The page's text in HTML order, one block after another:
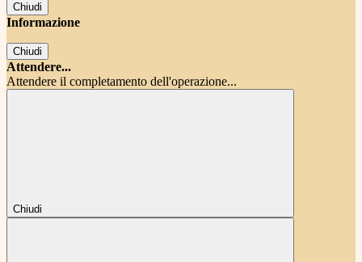
Chiudi
Informazione
Chiudi
Attendere...
Attendere il completamento dell'operazione...
Chiudi